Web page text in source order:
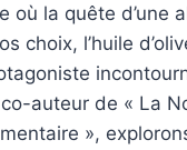
où la quête d’une
choix, l’huile
auteur de « La
»,